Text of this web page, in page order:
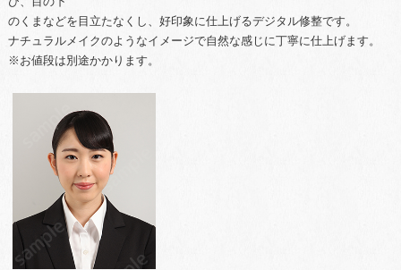
のくまなどを目立たなくし、好印象に仕上げるデジタル修整です。
ナチュラルメイクのようなイメージで自然な感じに丁寧に仕上げます。
※お値段は別途かかります。